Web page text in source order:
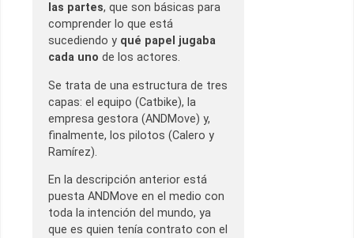
las partes, que son básicas para
comprender lo que está
sucediendo y qué papel jugaba
cada uno de los actores.
Se trata de una estructura de tres
capas: el equipo (Catbike), la
empresa gestora (ANDMove) y,
finalmente, los pilotos (Calero y
Ramírez).
En la descripción anterior está
puesta ANDMove en el medio con
toda la intención del mundo, ya
que es quien tenía contrato con el